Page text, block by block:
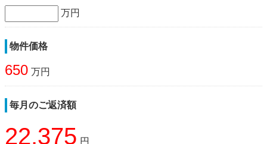
万円
物件価格
650 万円
毎月のご返済額
22,375 円